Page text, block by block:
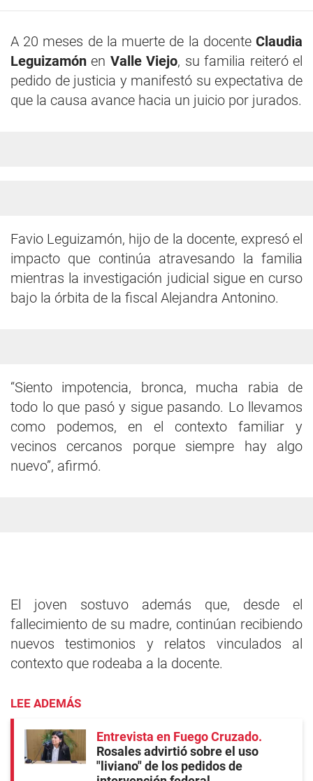
A 20 meses de la muerte de la docenteClaudia
Leguizamón en Valle Viejo, su familia reiteró el
pedido de justicia y manifestó su expectativa de
que la causa avance hacia un juicio por jurados.
Favio Leguizamón, hijo de la docente, expresó el
impacto que continúa atravesando la familia
mientras la investigación judicial sigue en curso
bajo la órbita de la fiscal Alejandra Antonino.
“Siento impotencia, bronca, mucha rabia de
todo lo que pasó y sigue pasando. Lo llevamos
como podemos, en el contexto familiar y
vecinos cercanos porque siempre hay algo
nuevo”, afirmó.
El joven sostuvo además que, desde el
fallecimiento de su madre, continúan recibiendo
nuevos testimonios y relatos vinculados al
contexto que rodeaba a la docente.
LEE ADEMÁS
Entrevista en Fuego Cruzado
Rosales advirtió sobre el uso
"liviano" de los pedidos de